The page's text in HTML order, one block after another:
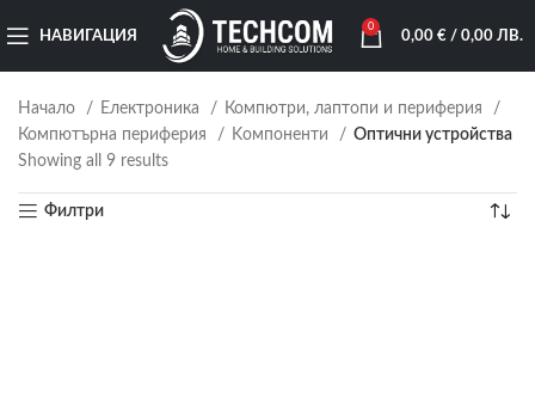
НАВИГАЦИЯ
0
0,00 €/ 0,00 ЛВ.
Начало Електроника
Компютри, лаптопи и периферия
Компютърна периферия
Kомпоненти
Оптични устройства
Showing all 9 results
Филтри